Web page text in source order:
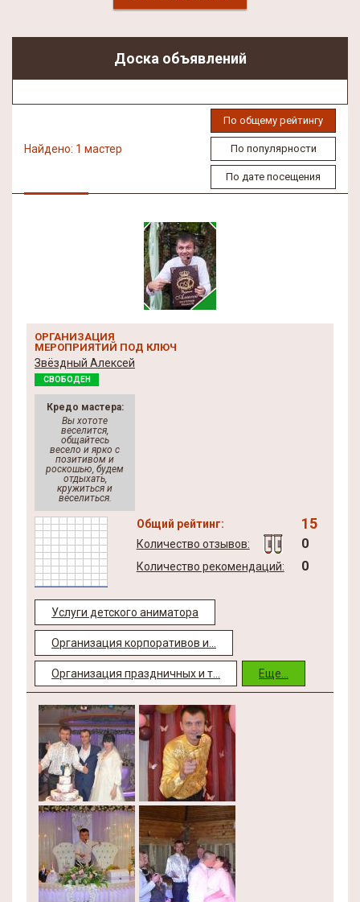
Доска объявлений
Найдено: 1 мастер
По общему рейтингу
По популярности
По дате посещения
ОРГАНИЗАЦИЯ
МЕРОПРИЯТИЙ ПОД КЛЮЧ
Звёздный Алексей
СВОБОДЕН
Кредо мастера:
Вы хототе
веселится,
общайтесь
весело и ярко с
позитивом и
роскошью, будем
отдыхать,
кружиться и
веселиться.
Общий рейтинг: 15
Количество отзывов: 0
Количество рекомендаций: 0
Услуги детского аниматора
Организация корпоративов и...
Организация праздничных и т... Еще...